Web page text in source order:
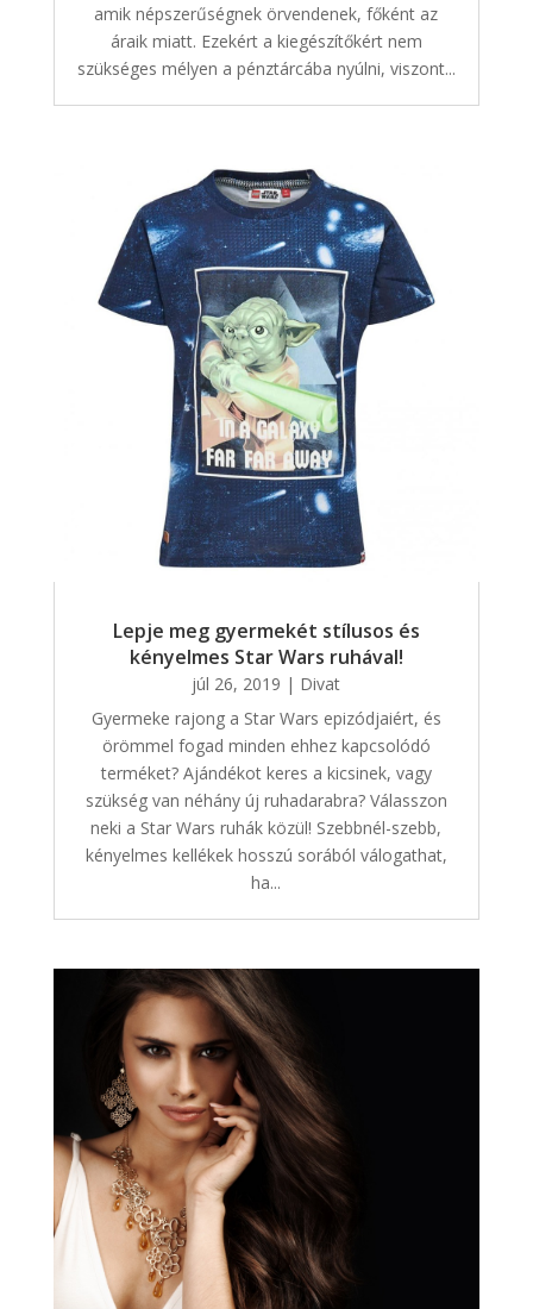
amik népszerűségnek örvendenek, főként az
áraik miatt. Ezekért a kiegészítőkért nem
szükséges mélyen a pénztárcába nyúlni, viszont...
Lepje meg gyermekét stílusos és
kényelmes Star Wars ruhával!
júl 26, 2019 | Divat
Gyermeke rajong a Star Wars epizódjaiért, és
örömmel fogad minden ehhez kapcsolódó
terméket? Ajándékot keres a kicsinek, vagy
szükség van néhány új ruhadarabra? Válasszon
neki a Star Wars ruhák közül! Szebbnél-szebb,
kényelmes kellékek hosszú sorából válogathat,
ha...